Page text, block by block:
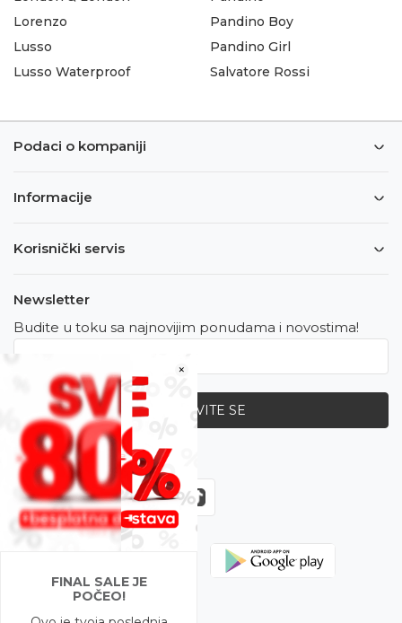
×
FINAL SALE JE
POČEO!
Lorenzo
Lusso
Lusso Waterproof
Pandino Boy
Pandino Girl
Salvatore Rossi
Podaci o kompaniji
Informacije
Korisnički servis
Newsletter
Budite u toku sa najnovijim ponudama i novostima!
PRIJAVITE SE
Zapratite nas